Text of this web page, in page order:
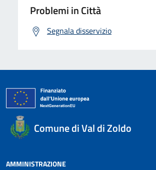
Problemi in Città
Segnala disservizio
Comune di Val di Zoldo
AMMINISTRAZIONE